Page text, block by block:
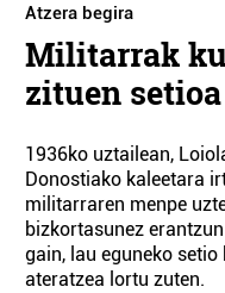
Atzera begira
Militarrak
zituen setioa
1936ko uztailean,
Donostiako kaleetara
militarraren menpe
bizkortasunez
gain, lau eguneko
ateratzea lortu zuten.